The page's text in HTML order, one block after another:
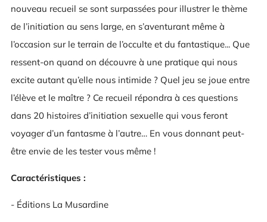
nouveau recueil se sont surpassées pour illustrer le thème
de l’initiation au sens large, en s’aventurant même à
l’occasion sur le terrain de l’occulte et du fantastique... Que
ressent-on quand on découvre à une pratique qui nous
excite autant qu’elle nous intimide ? Quel jeu se joue entre
l’élève et le maître ? Ce recueil répondra à ces questions
dans 20 histoires d’initiation sexuelle qui vous feront
voyager d’un fantasme à l’autre… En vous donnant peut-
être envie de les tester vous même !
Caractéristiques :
- Éditions La Musardine